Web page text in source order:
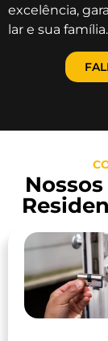
excelência,
lar e sua família.